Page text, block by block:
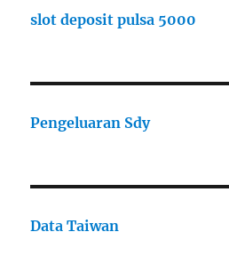
slot deposit pulsa 5000
Pengeluaran Sdy
Data Taiwan